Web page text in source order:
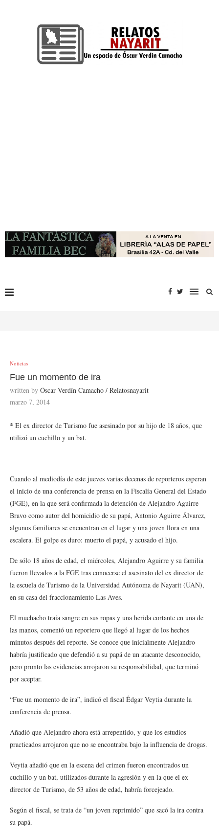
Noticias
Fue un momento de ira
written by Óscar Verdín Camacho / Relatosnayarit
marzo 7, 2014
* El ex director de Turismo fue asesinado por su hijo de 18 años, que
utilizó un cuchillo y un bat.
Cuando al mediodía de este jueves varias decenas de reporteros esperan
el inicio de una conferencia de prensa en la Fiscalía General del Estado
(FGE), en la que será confirmada la detención de Alejandro Aguirre
Bravo como autor del homicidio de su papá, Antonio Aguirre Álvarez,
algunos familiares se encuentran en el lugar y una joven llora en una
escalera. El golpe es duro: muerto el papá, y acusado el hijo.
De sólo 18 años de edad, el miércoles, Alejandro Aguirre y su familia
fueron llevados a la FGE tras conocerse el asesinato del ex director de
la escuela de Turismo de la Universidad Autónoma de Nayarit (UAN),
en su casa del fraccionamiento Las Aves.
El muchacho traía sangre en sus ropas y una herida cortante en una de
las manos, comentó un reportero que llegó al lugar de los hechos
minutos después del reporte. Se conoce que inicialmente Alejandro
habría justificado que defendió a su papá de un atacante desconocido,
pero pronto las evidencias arrojaron su responsabilidad, que terminó
por aceptar.
“Fue un momento de ira”, indicó el fiscal Édgar Veytia durante la
conferencia de prensa.
Añadió que Alejandro ahora está arrepentido, y que los estudios
practicados arrojaron que no se encontraba bajo la influencia de drogas.
Veytia añadió que en la escena del crimen fueron encontrados un
cuchillo y un bat, utilizados durante la agresión y en la que el ex
director de Turismo, de 53 años de edad, habría forcejeado.
Según el fiscal, se trata de “un joven reprimido” que sacó la ira contra
su papá.